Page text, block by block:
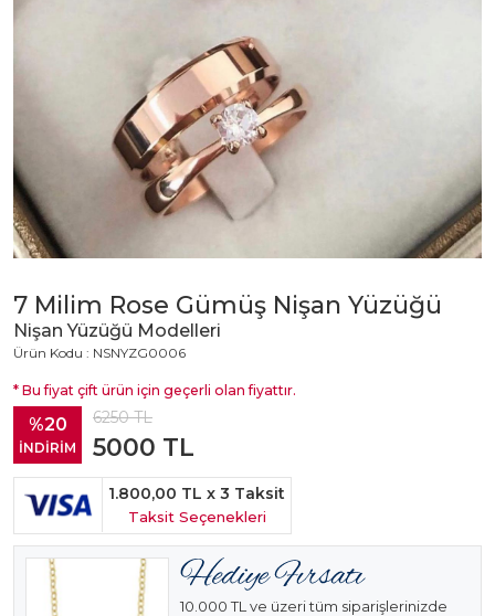
7 Milim Rose Gümüş Nişan Yüzüğü
Nişan Yüzüğü Modelleri
Ürün Kodu : NSNYZG0006
* Bu fiyat çift ürün için geçerli olan fiyattır.
%20
İNDİRİM
6250TL
5000 TL
1.800,00 TL x 3 Taksit
Taksit Seçenekleri
10.000 TL ve üzeri tüm siparişlerinizde